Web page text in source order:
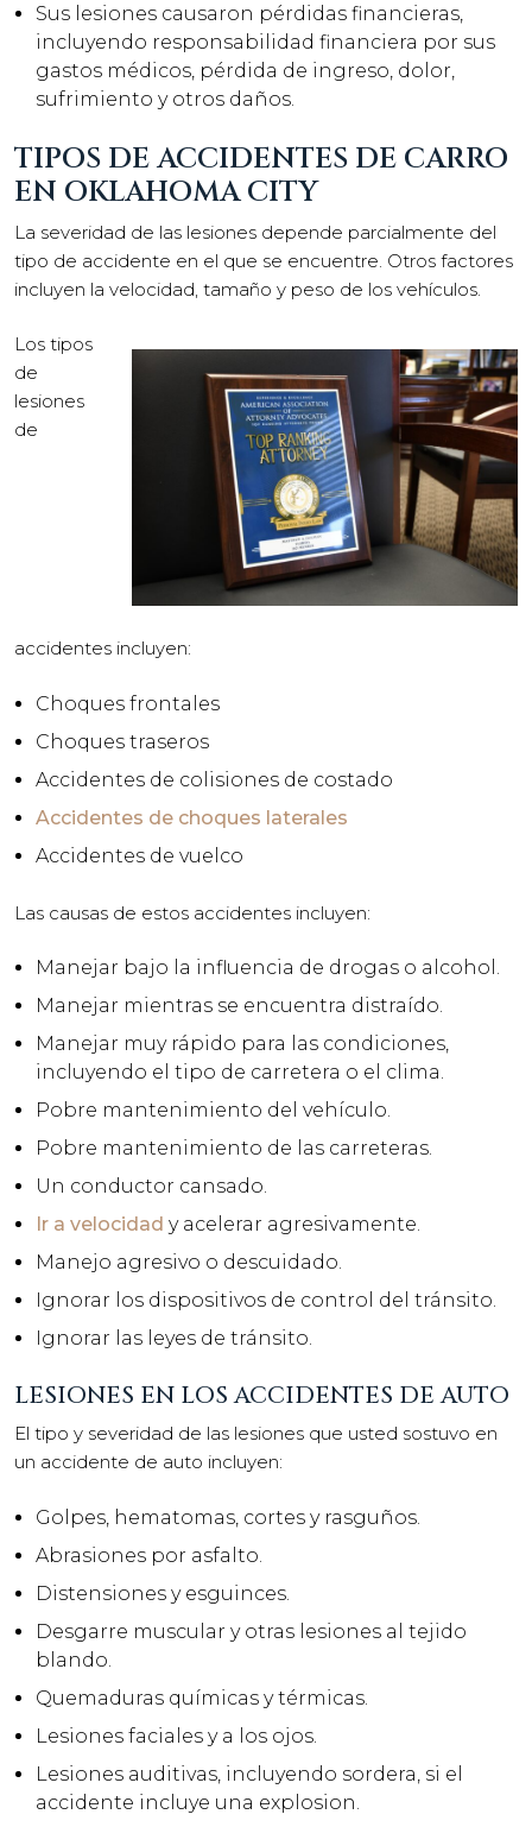
Sus lesiones causaron pérdidas financieras,
incluyendo responsabilidad financiera por sus
gastos médicos, pérdida de ingreso, dolor,
sufrimiento y otros daños.
TIPOS DE ACCIDENTES DE CARRO
EN OKLAHOMA CITY
La severidad de las lesiones depende parcialmente del
tipo de accidente en el que se encuentre. Otros factores
incluyen la velocidad, tamaño y peso de los vehículos.
Los tipos
de
lesiones
de
accidentes incluyen:
Choques frontales
Choques traseros
Accidentes de colisiones de costado
Accidentes de choques laterales
Accidentes de vuelco
Las causas de estos accidentes incluyen:
Manejar bajo la influencia de drogas o alcohol.
Manejar mientras se encuentra distraído.
Manejar muy rápido para las condiciones,
incluyendo el tipo de carretera o el clima.
Pobre mantenimiento del vehículo.
Pobre mantenimiento de las carreteras.
Un conductor cansado.
Ir a velocidad y acelerar agresivamente.
Manejo agresivo o descuidado.
Ignorar los dispositivos de control del tránsito.
Ignorar las leyes de tránsito.
LESIONES EN LOS ACCIDENTES DE AUTO
El tipo y severidad de las lesiones que usted sostuvo en
un accidente de auto incluyen:
Golpes, hematomas, cortes y rasguños.
Abrasiones por asfalto.
Distensiones y esguinces.
Desgarre muscular y otras lesiones al tejido
blando.
Quemaduras químicas y térmicas.
Lesiones faciales y a los ojos.
Lesiones auditivas, incluyendo sordera, si el
accidente incluye una explosion.